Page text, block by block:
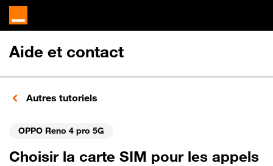
Aide et contact
Autres tutoriels
OPPO Reno 4 pro 5G
Choisir la carte SIM pour les appels